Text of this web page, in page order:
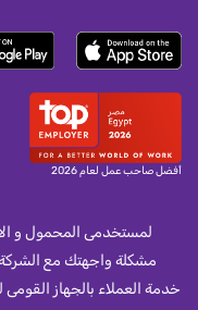
أفضل صاحب عمل لعام 2026
لمستخدمى المحمول و